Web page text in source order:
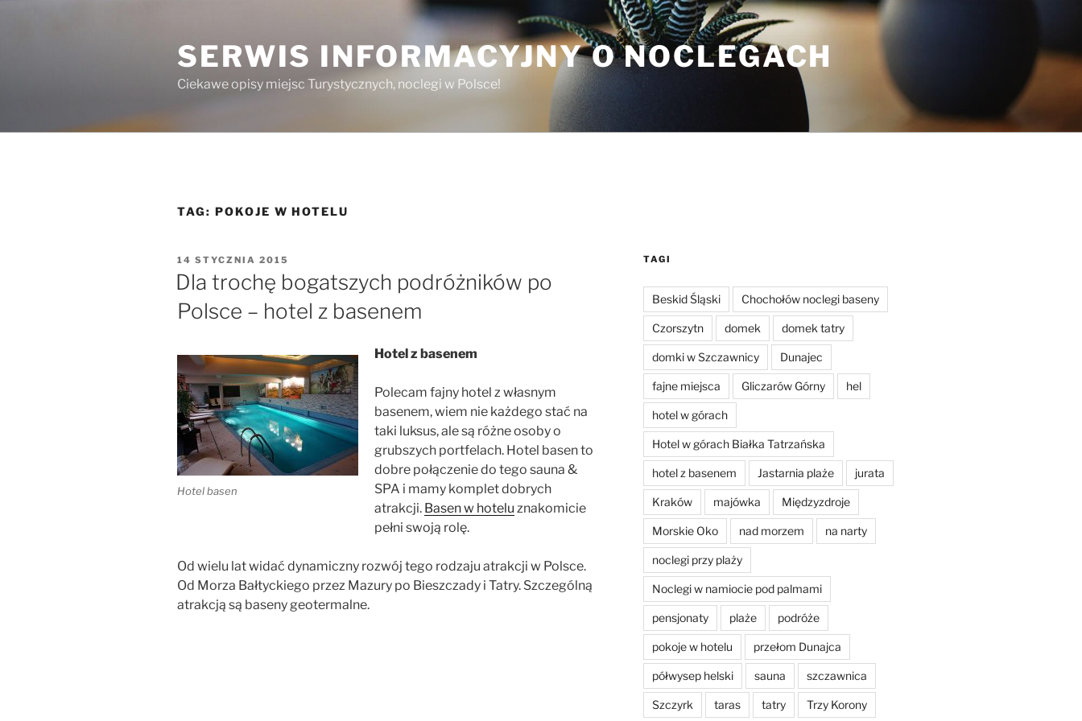
SERWIS INFORMACYJNY O NOCLEGACH
Ciekawe opisy miejsc Turystycznych, noclegi w Polsce!
TAG: POKOJE W HOTELU
OPUBLIKOWANE
W
14 STYCZNIA 2015
Dla trochę bogatszych podróżników po
Polsce – hotel z basenem
Hotel basen
Hotel z basenem
Polecam fajny hotel z własnym
basenem, wiem nie każdego stać na
taki luksus, ale są różne osoby o
grubszych portfelach. Hotel basen to
dobre połączenie do tego sauna &
SPA i mamy komplet dobrych
atrakcji. Basen w hotelu znakomicie
pełni swoją rolę.
Od wielu lat widać dynamiczny rozwój tego rodzaju atrakcji w Polsce.
Od Morza Bałtyckiego przez Mazury po Bieszczady i Tatry. Szczególną
atrakcją są baseny geotermalne.
TAGI
Beskid Śląski Chochołów noclegi baseny
Czorszytn domek domek tatry
domki w Szczawnicy Dunajec
fajne miejsca Gliczarów Górny hel
hotel w górach
Hotel w górach Białka Tatrzańska
hotel z basenem Jastarnia plaże jurata
Kraków majówka Międzyzdroje
Morskie Oko nad morzem na narty
noclegi przy plaży
Noclegi w namiocie pod palmami
pensjonaty plaże podróże
pokoje w hotelu przełom Dunajca
półwysep helski sauna szczawnica
Szczyrk taras tatry Trzy Korony